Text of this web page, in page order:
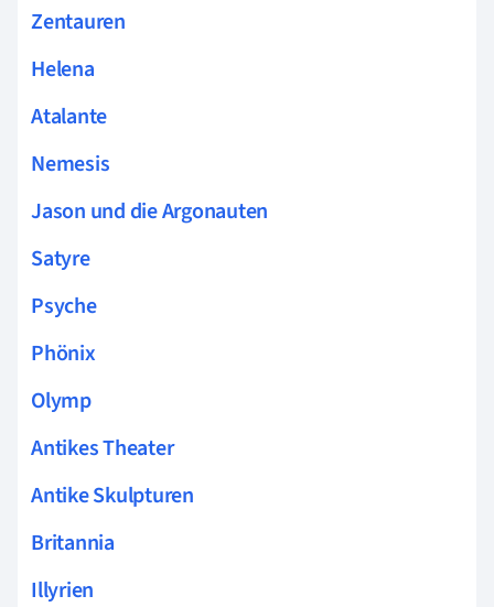
Zentauren
Helena
Atalante
Nemesis
Jason und die Argonauten
Satyre
Psyche
Phönix
Olymp
Antikes Theater
Antike Skulpturen
Britannia
Illyrien